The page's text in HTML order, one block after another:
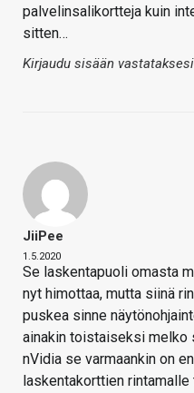
palvelinsalikortteja kuin
sitten…
Kirjaudu sisään vastataksesi
JiiPee
1.5.2020
Se laskentapuoli omasta
nyt himottaa, mutta siinä
puskea sinne
ainakin toistaiseksi melko
nVidia se varmaankin on
laskentakorttien